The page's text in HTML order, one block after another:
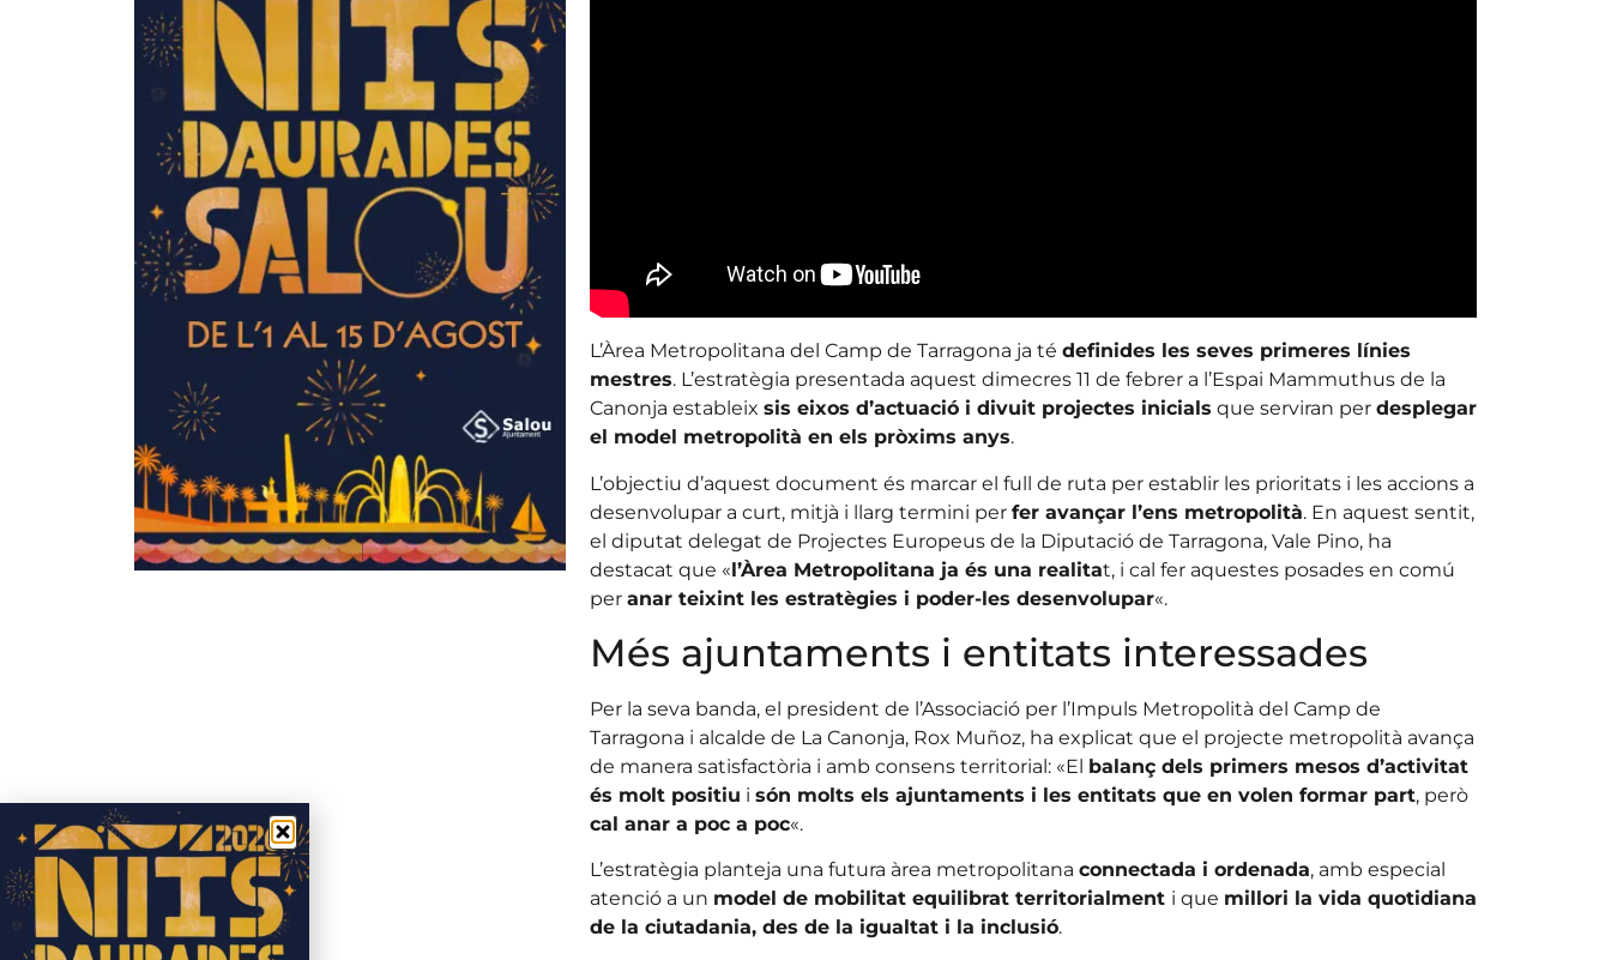
L’Àrea Metropolitana del Camp de Tarragona ja té definides les seves primeres línies
mestres. L’estratègia presentada aquest dimecres 11 de febrer a l’Espai Mammuthus de la
Canonja estableix sis eixos d’actuació i divuit projectes inicials que serviran per desplegar
el model metropolità en els pròxims anys.
L’objectiu d’aquest document és marcar el full de ruta per establir les prioritats i les accions a
desenvolupar a curt, mitjà i llarg termini per fer avançar l’ens metropolità. En aquest sentit,
el diputat delegat de Projectes Europeus de la Diputació de Tarragona, Vale Pino, ha
destacat que «l’Àrea Metropolitana ja és una realitat, i cal fer aquestes posades en comú
per anar teixint les estratègies i poder-les desenvolupar«.
Més ajuntaments i entitats interessades
Per la seva banda, el president de l’Associació per l’Impuls Metropolità del Camp de
Tarragona i alcalde de La Canonja, Rox Muñoz, ha explicat que el projecte metropolità avança
de manera satisfactòria i amb consens territorial: «El balanç dels primers mesos d’activitat
és molt positiu i són molts els ajuntaments i les entitats que en volen formar part, però
cal anar a poc a poc«.
L’estratègia planteja una futura àrea metropolitana connectada i ordenada, amb especial
atenció a un model de mobilitat equilibrat territorialment i que millori la vida quotidiana
de la ciutadania, des de la igualtat i la inclusió.